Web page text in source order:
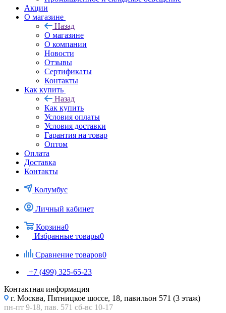
Акции
О магазине
Назад
О магазине
О компании
Новости
Отзывы
Сертификаты
Контакты
Как купить
Назад
Как купить
Условия оплаты
Условия доставки
Гарантия на товар
Оптом
Оплата
Доставка
Контакты
Колумбус
Личный кабинет
Корзина0
Избранные товары0
Сравнение товаров0
+7 (499) 325-65-23
Контактная информация
г. Москва, Пятницкое шоссе, 18, павильон 571 (3 этаж)
пн-пт 9-18, пав. 571 сб-вс 10-17